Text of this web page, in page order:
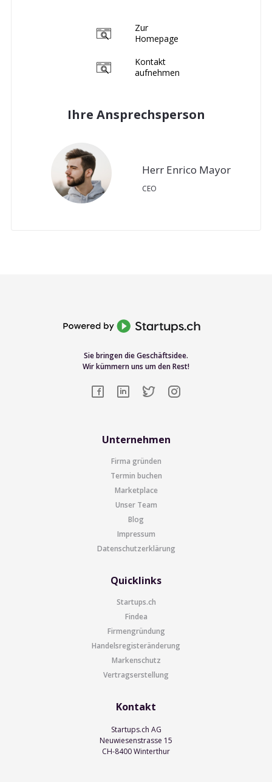
Zur
Homepage
Kontakt
aufnehmen
Ihre Ansprechsperson
Herr Enrico Mayor
CEO
Sie bringen die Geschäftsidee.
Wir kümmern uns um den Rest!
Unternehmen
Firma gründen
Termin buchen
Marketplace
Unser Team
Blog
Impressum
Datenschutzerklärung
Quicklinks
Startups.ch
Findea
Firmengründung
Handelsregisteränderung
Markenschutz
Vertragserstellung
Kontakt
Startups.ch AG
Neuwiesenstrasse 15
CH-8400 Winterthur